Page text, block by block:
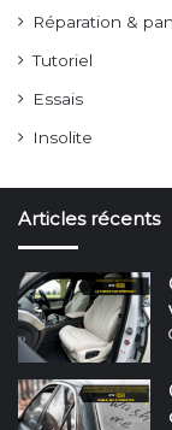
Réparation &
Tutoriel
Essais
Insolite
Articles récents